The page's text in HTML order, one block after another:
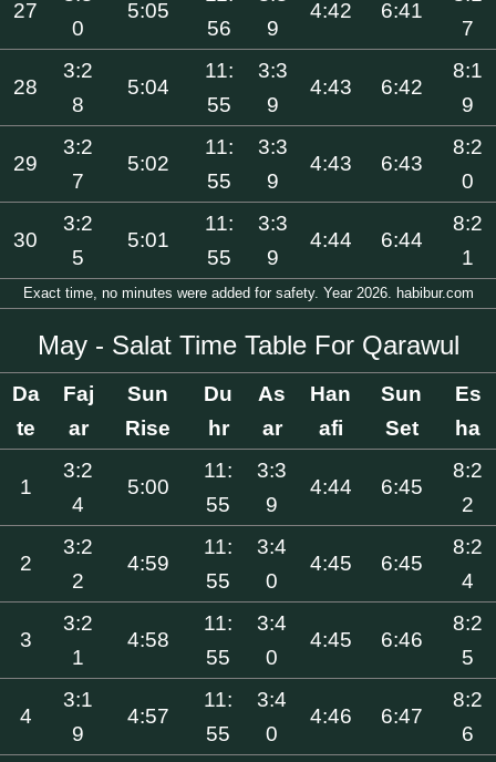
27
0
5:05
56
9
4:42 6:41
7
28
3:2
8
5:04
11:
55
3:3
9
4:43 6:42
8:1
9
29
3:2
7
5:02
11:
55
3:3
9
4:43 6:43
8:2
0
30
3:2
5
5:01
11:
55
3:3
9
4:44 6:44
8:2
1
Exact time, no minutes were added for safety. Year 2026. habibur.com
May - Salat Time Table For Qarawul
Da
te
Faj
ar
Sun
Rise
Du
hr
As
ar
Han
afi
Sun
Set
Es
ha
1
3:2
4
5:00
11:
55
3:3
9
4:44 6:45
8:2
2
2
3:2
2
4:59
11:
55
3:4
0
4:45 6:45
8:2
4
3
3:2
1
4:58
11:
55
3:4
0
4:45 6:46
8:2
5
4
3:1
9
4:57
11:
55
3:4
0
4:46 6:47
8:2
6